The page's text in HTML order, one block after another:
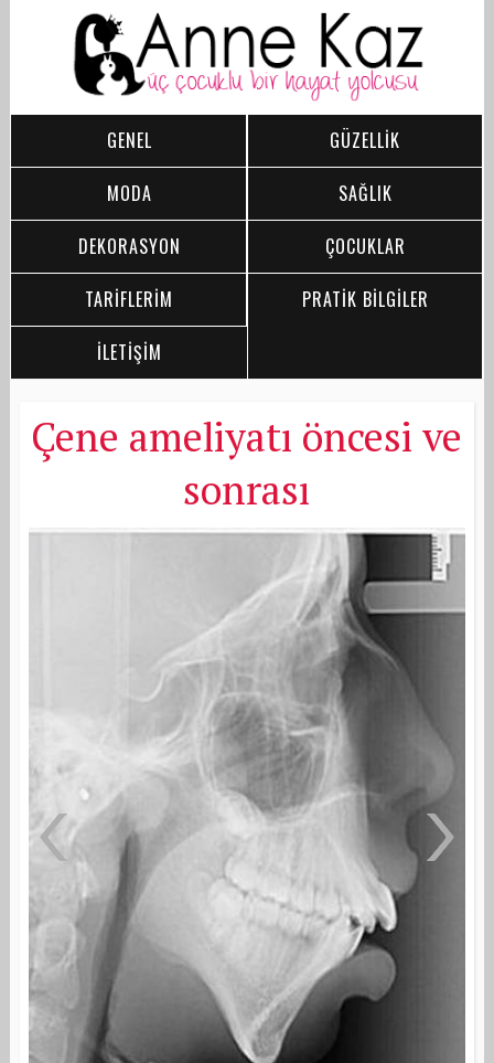
GENEL
GÜZELLİK
MODA
SAĞLIK
DEKORASYON
ÇOCUKLAR
TARİFLERİM
PRATİK BİLGİLER
İLETİŞİM
Çene ameliyatı öncesi ve
sonrası